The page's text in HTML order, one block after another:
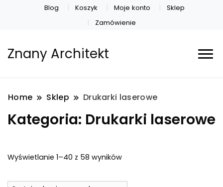
Blog Koszyk Moje konto
Sklep
Zamówienie
Znany Architekt
Home Sklep Drukarki laserowe
Kategoria: Drukarki laserowe
Wyświetlanie 1–40 z 58 wynikówPosortowane
najnowszych